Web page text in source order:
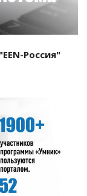
Россия"